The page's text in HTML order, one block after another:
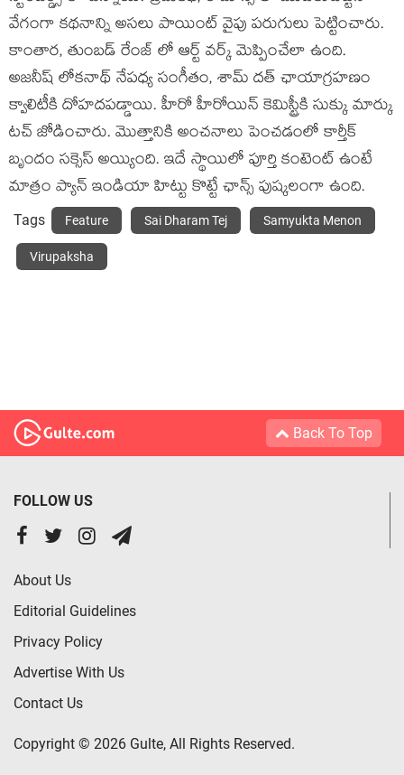
వేగంగా కథనాన్ని అసలు పాయింట్ వైపు పరుగులు పెట్టించారు.
కాంతార, తుంబడ్ రేంజ్ లో ఆర్ట్ వర్క్ మెప్పించేలా ఉంది.
అజనీష్ లోకనాథ్ నేపధ్య సంగీతం, శామ్ దత్ ఛాయాగ్రహణం
క్వాలిటీకి దోహదపడ్డాయి. హీరో హీరోయిన్ కెమిస్ట్రీకి సుక్కు మార్కు
టచ్ జోడించారు. మొత్తానికి అంచనాలు పెంచడంలో కార్తీక్
బృందం సక్సెస్ అయ్యింది. ఇదే స్థాయిలో పూర్తి కంటెంట్ ఉంటే
మాత్రం ప్యాన్ ఇండియా హిట్టు కొట్టే ఛాన్స్ పుష్కలంగా ఉంది.
Tags Feature Sai Dharam Tej Samyukta Menon
Virupaksha
Back To Top
FOLLOW US
About Us
Editorial Guidelines
Privacy Policy
Advertise With Us
Contact Us
Copyright © 2026 Gulte, All Rights Reserved.